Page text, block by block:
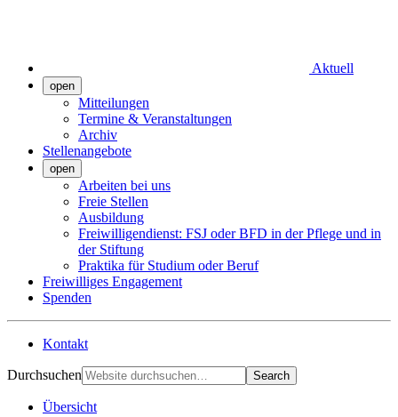
Aktuell
open
Mitteilungen
Termine & Veranstaltungen
Archiv
Stellenangebote
open
Arbeiten bei uns
Freie Stellen
Ausbildung
Freiwilligendienst: FSJ oder BFD in der Pflege und in
der Stiftung
Praktika für Studium oder Beruf
Freiwilliges Engagement
Spenden
Kontakt
Durchsuchen Search
Übersicht